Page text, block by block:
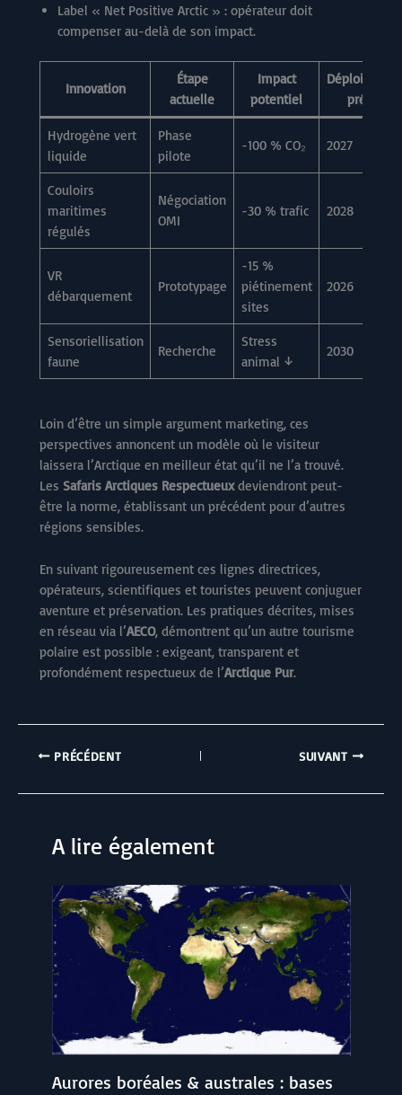
Label « Net Positive Arctic » : opérateur doit
compenser au-delà de son impact.
Innovation
Étape
actuelle
Impact
potentiel
Déploiement
prévu
Hydrogène vert
liquide
Phase
pilote
-100 % CO₂ 2027
Couloirs
maritimes
régulés
Négociation
OMI
-30 % trafic 2028
VR
débarquement
Prototypage
-15 %
piétinement
sites
2026
Sensoriellisation
faune
Recherche
Stress
animal ↓
2030
Loin d’être un simple argument marketing, ces
perspectives annoncent un modèle où le visiteur
laissera l’Arctique en meilleur état qu’il ne l’a trouvé.
Les Safaris Arctiques Respectueuxdeviendront peut-
être la norme, établissant un précédent pour d’autres
régions sensibles.
En suivant rigoureusement ces lignes directrices,
opérateurs, scientifiques et touristes peuvent conjuguer
aventure et préservation. Les pratiques décrites, mises
en réseau via l’AECO, démontrent qu’un autre tourisme
polaire est possible : exigeant, transparent et
profondément respectueux de l’Arctique Pur.
PRÉCÉDENT SUIVANT
A lire également
Aurores boréales & australes : bases